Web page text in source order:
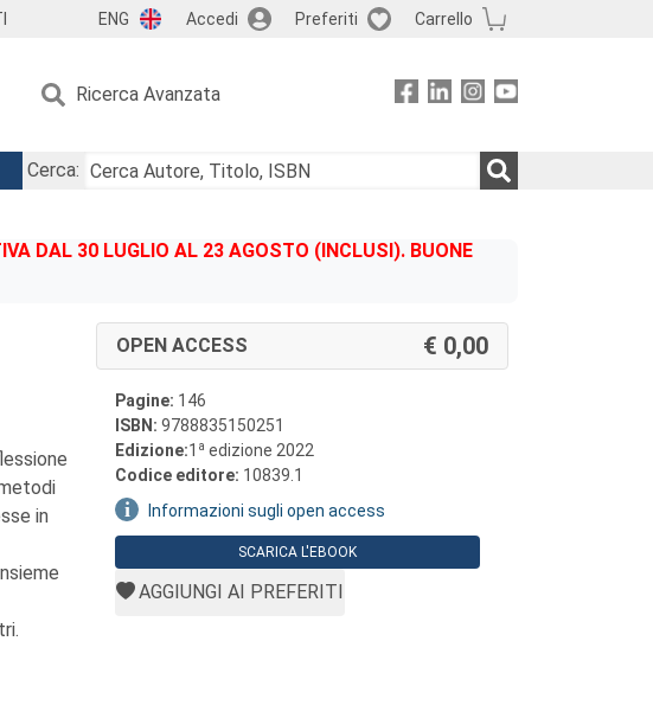
ENG Accedi Preferiti Carrello
Ricerca Avanzata
Cerca:
DAL 30 LUGLIO AL 23 AGOSTO (INCLUSI). BUONE
in
OPEN ACCESS 0,00
Pagine: 146
ISBN: 9788835150251
Edizione:1 a edizione 2022
Codice editore: 10839.1
Informazioni sugli open access
SCARICA L'EBOOK
AGGIUNGI AI PREFERITI